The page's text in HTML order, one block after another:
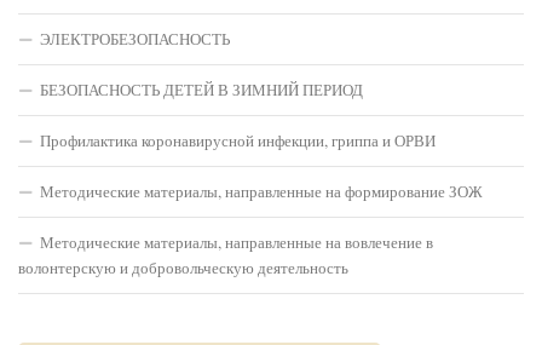
ЭЛЕКТРОБЕЗОПАСНОСТЬ
БЕЗОПАСНОСТЬ ДЕТЕЙ В ЗИМНИЙ ПЕРИОД
Профилактика коронавирусной инфекции, гриппа и ОРВИ
Методические материалы, направленные на формирование ЗОЖ
Методические материалы, направленные на вовлечение в
волонтерскую и добровольческую деятельность